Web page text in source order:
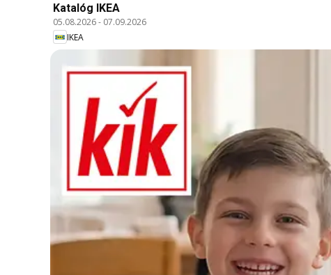
Katalóg IKEA
05.08.2026- 07.09.2026
IKEA